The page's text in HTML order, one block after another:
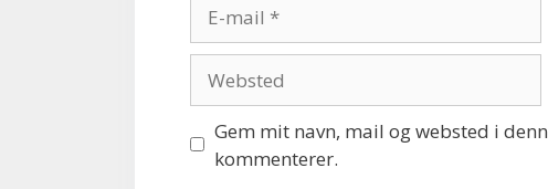
mail
Gem mit navn, mail og websted i
kommenterer.